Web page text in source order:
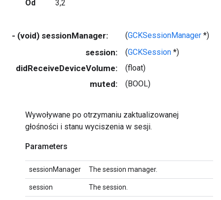
Od 3,2
- (void) sessionManager: (GCKSessionManager *)
session: (GCKSession *)
didReceiveDeviceVolume: (float)
muted: (BOOL)
Wywoływane po otrzymaniu zaktualizowanej
głośności i stanu wyciszenia w sesji.
Parameters
sessionManager The session manager.
session The session.